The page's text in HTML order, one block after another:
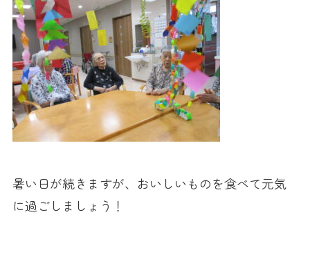
暑い日が続きますが、おいしいものを食べて元気
に過ごしましょう！